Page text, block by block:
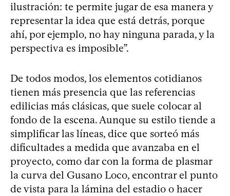
ilustración: te permite jugar de esa manera y
representar la idea que está detrás, porque
ahí, por ejemplo, no hay ninguna parada, y la
perspectiva es imposible”.
De todos modos, los elementos cotidianos
tienen más presencia que las referencias
edilicias más clásicas, que suele colocar al
fondo de la escena. Aunque su estilo tiende a
simplificar las líneas, dice que sorteó más
dificultades a medida que avanzaba en el
proyecto, como dar con la forma de plasmar
la curva del Gusano Loco, encontrar el punto
de vista para la lámina del estadio o hacer